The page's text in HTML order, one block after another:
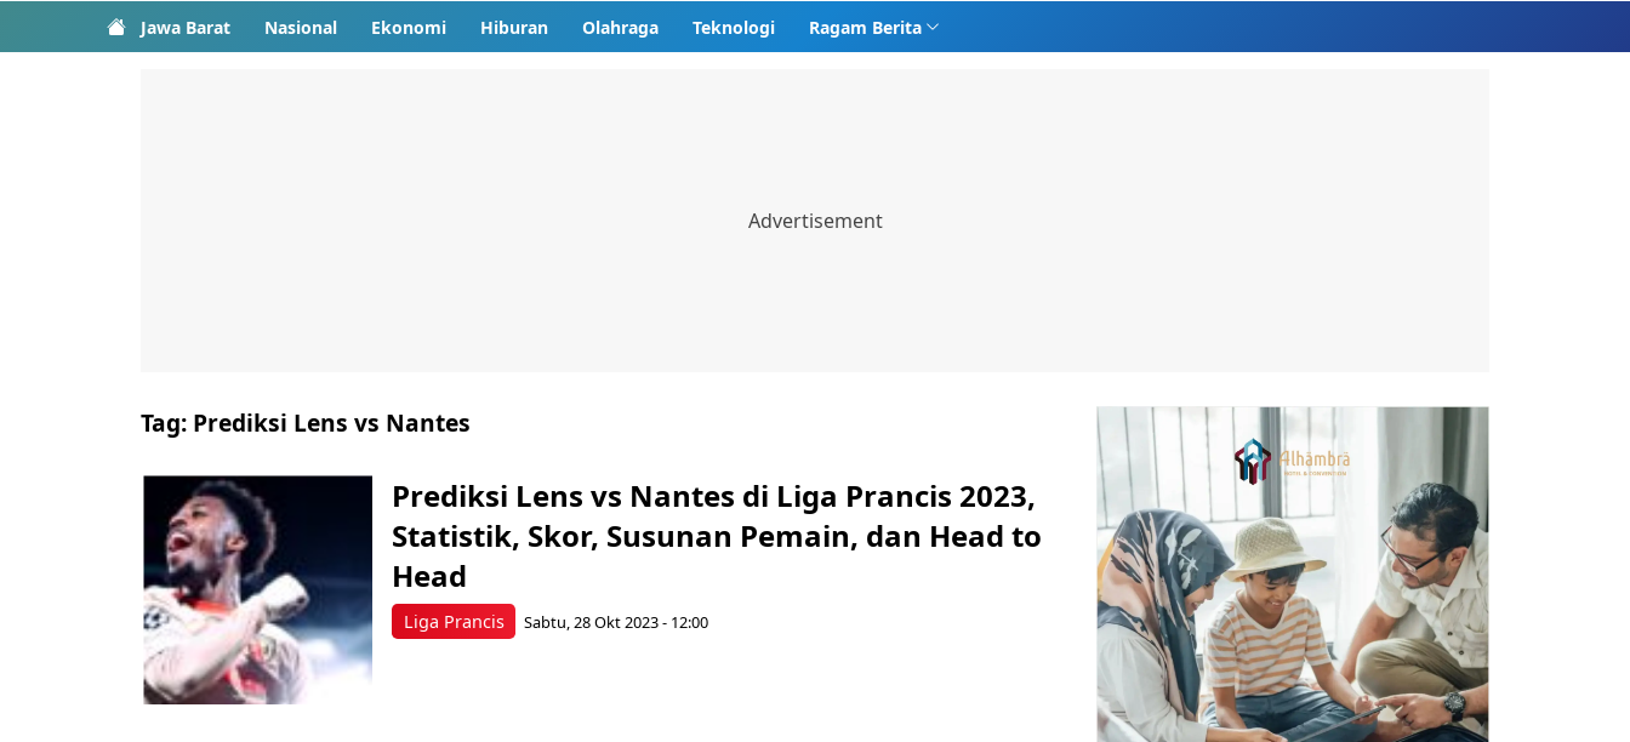
Jawa Barat Nasional Ekonomi Hiburan Olahraga Teknologi Ragam Berita
Tag: Prediksi Lens vs Nantes
Liga Prancis
Prediksi Lens vs Nantes di Liga Prancis 2023,
Statistik, Skor, Susunan Pemain, dan Head to
Head
Sabtu, 28 Okt 2023 - 12:00